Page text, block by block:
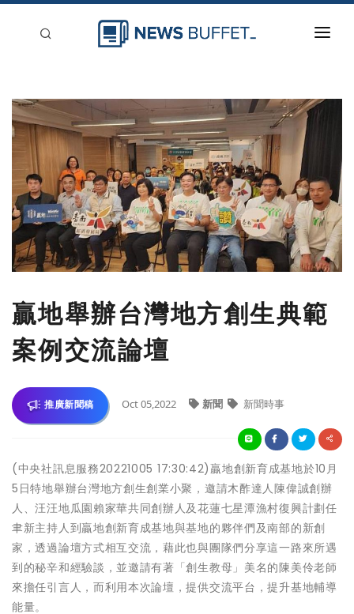
新聞稿分類
登入
刊登
贏地舉辦台灣地方創生典範
案例交流論壇
推廣新聞稿 Oct 05,2022 新聞 新聞時事
(中央社訊息服務20221005 17:30:42)贏地創新育成基地於10月
5日特地舉辦台灣地方創生創業小聚，邀請木酢達人陳偉誠創辦
人、汪汪地瓜園賴家華共同創辦人及花蓮七星潭漁村復興計劃任
聿新主持人到贏地創新育成基地與基地的夥伴們及南部的新創
家，透過論壇方式相互交流，藉此也與團隊們分享這一路來所遇
到的秘辛和經驗談，並邀請有著「創生教母」美名的陳美伶老師
來擔任引言人，而利用本次論壇，提供交流平台，提升基地輔導
能量。